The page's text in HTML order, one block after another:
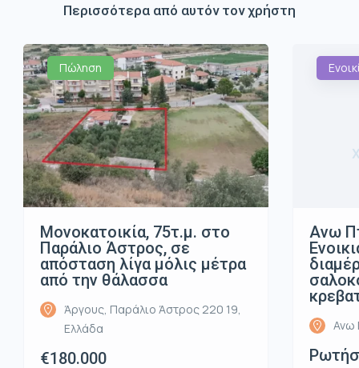
Περισσότερα από αυτόν τον χρήστη
Πώληση
Μονοκατοικία, 75τ.μ. στο
Παράλιο Άστρος, σε
απόσταση λίγα μόλις μέτρα
από την θάλασσα
Άργους, Παράλιο Άστρος 220 19,
Ελλάδα
€180.000
Ανω
Ανω